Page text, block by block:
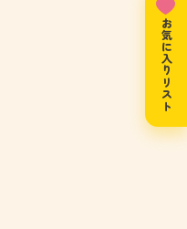
お気に入りリスト